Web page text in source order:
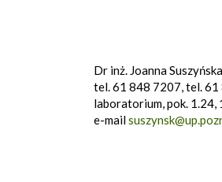
Dr inż. Joanna
tel. 61 848 7207, tel.
laboratorium, pok. 1.24,
e-mail